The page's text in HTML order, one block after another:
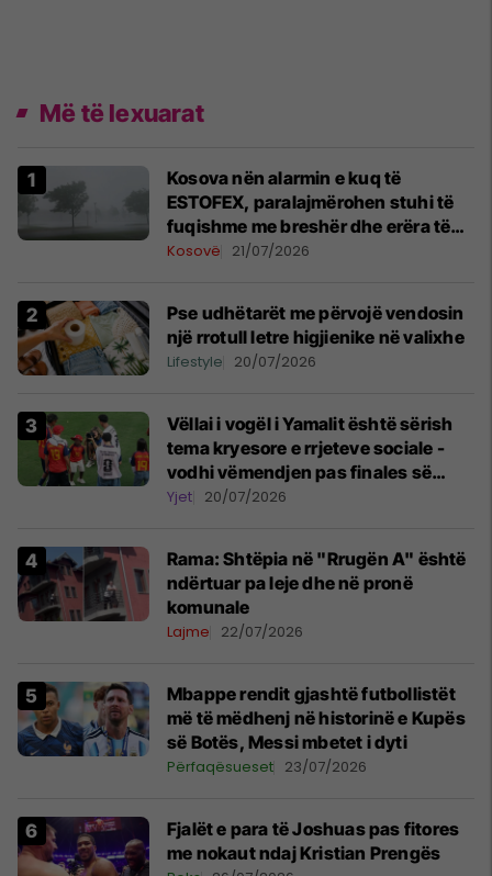
Më të lexuarat
Kosova nën alarmin e kuq të
ESTOFEX, paralajmërohen stuhi të
fuqishme me breshër dhe erëra të
forta
Kosovë 21/07/2026
Pse udhëtarët me përvojë vendosin
një rrotull letre higjienike në valixhe
Lifestyle 20/07/2026
Vëllai i vogël i Yamalit është sërish
tema kryesore e rrjeteve sociale -
vodhi vëmendjen pas finales së
Kupës së Botës
Yjet 20/07/2026
Rama: Shtëpia në "Rrugën A" është
ndërtuar pa leje dhe në pronë
komunale
Lajme 22/07/2026
Mbappe rendit gjashtë futbollistët
më të mëdhenj në historinë e Kupës
së Botës, Messi mbetet i dyti
Përfaqësueset 23/07/2026
Fjalët e para të Joshuas pas fitores
me nokaut ndaj Kristian Prengës